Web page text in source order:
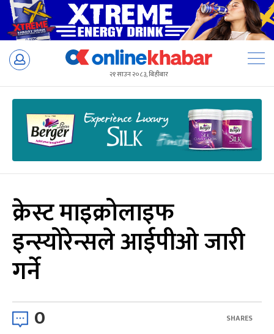
Skip
२१ साउन २०८३, बिहीबार
क्रेस्ट माइक्रोलाइफ
इन्स्योरेन्सले आईपीओ जारी
गर्ने
0 SHARES